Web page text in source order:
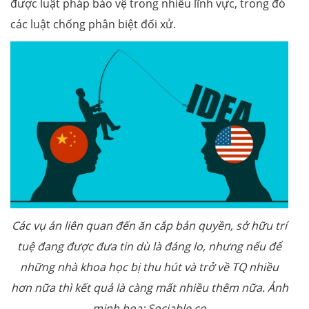
được luật pháp bảo vệ trong nhiều lĩnh vực, trong đó
các luật chống phân biệt đối xử.
Các vụ án liên quan đến ăn cắp bản quyền, sở hữu trí
tuệ đang được đưa tin dù là đáng lo, nhưng nếu để
những nhà khoa học bị thu hút và trở về TQ nhiều
hơn nữa thì kết quả là càng mất nhiều thêm nữa. Ảnh